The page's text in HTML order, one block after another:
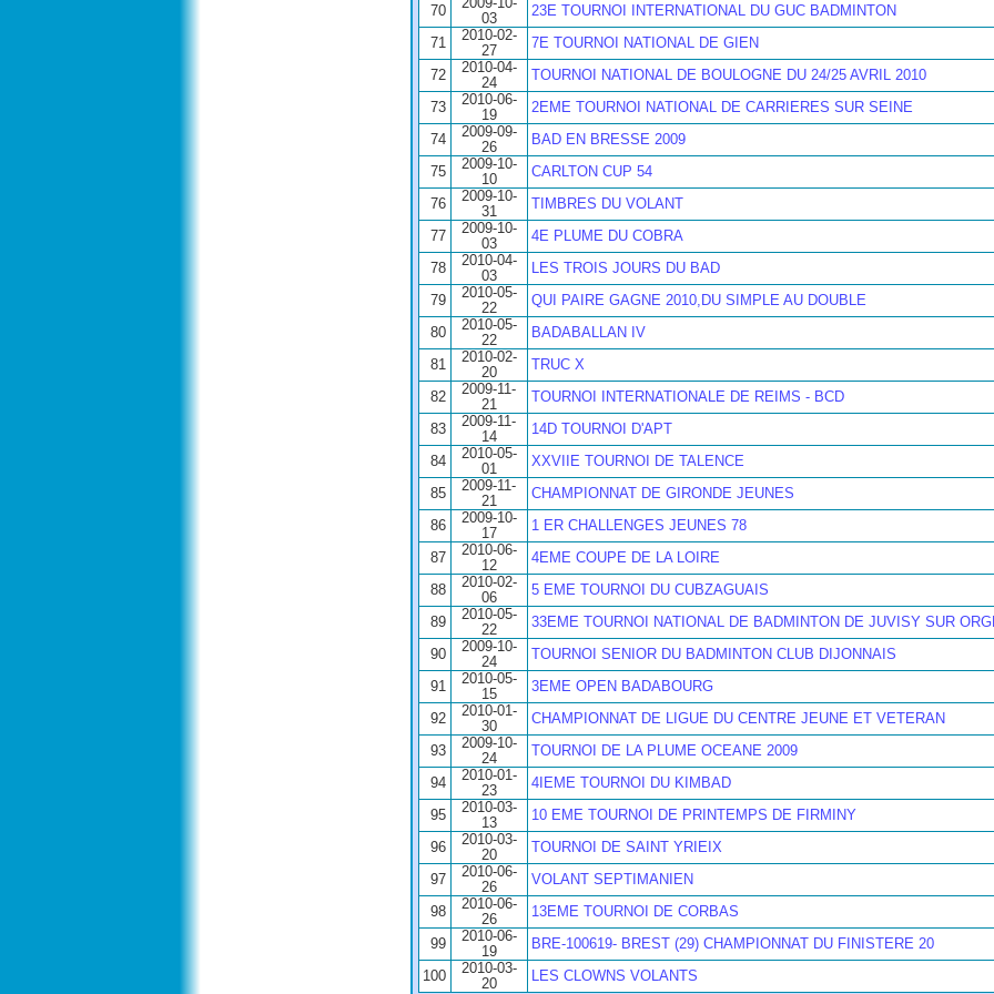
70
2009-10-
03
23E TOURNOI INTERNATIONAL DU GUC BADMINTON
71
2010-02-
27
7E TOURNOI NATIONAL DE GIEN
72
2010-04-
24
TOURNOI NATIONAL DE BOULOGNE DU 24/25 AVRIL 2010
73
2010-06-
19
2EME TOURNOI NATIONAL DE CARRIERES SUR SEINE
74
2009-09-
26
BAD EN BRESSE 2009
75
2009-10-
10
CARLTON CUP 54
76
2009-10-
31
TIMBRES DU VOLANT
77
2009-10-
03
4E PLUME DU COBRA
78
2010-04-
03
LES TROIS JOURS DU BAD
79
2010-05-
22
QUI PAIRE GAGNE 2010,DU SIMPLE AU DOUBLE
80
2010-05-
22
BADABALLAN IV
81
2010-02-
20
TRUC X
82
2009-11-
21
TOURNOI INTERNATIONALE DE REIMS - BCD
83
2009-11-
14
14D TOURNOI D'APT
84
2010-05-
01
XXVIIE TOURNOI DE TALENCE
85
2009-11-
21
CHAMPIONNAT DE GIRONDE JEUNES
86
2009-10-
17
1 ER CHALLENGES JEUNES 78
87
2010-06-
12
4EME COUPE DE LA LOIRE
88
2010-02-
06
5 EME TOURNOI DU CUBZAGUAIS
89
2010-05-
22
33EME TOURNOI NATIONAL DE BADMINTON DE JUVISY SUR
90
2009-10-
24
TOURNOI SENIOR DU BADMINTON CLUB DIJONNAIS
91
2010-05-
15
3EME OPEN BADABOURG
92
2010-01-
30
CHAMPIONNAT DE LIGUE DU CENTRE JEUNE ET VETERAN
93
2009-10-
24
TOURNOI DE LA PLUME OCEANE 2009
94
2010-01-
23
4IEME TOURNOI DU KIMBAD
95
2010-03-
13
10 EME TOURNOI DE PRINTEMPS DE FIRMINY
96
2010-03-
20
TOURNOI DE SAINT YRIEIX
97
2010-06-
26
VOLANT SEPTIMANIEN
98
2010-06-
26
13EME TOURNOI DE CORBAS
99
2010-06-
19
BRE-100619- BREST (29) CHAMPIONNAT DU FINISTERE 20
100
2010-03-
20
LES CLOWNS VOLANTS